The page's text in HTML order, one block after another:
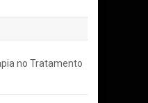
no Tratamento